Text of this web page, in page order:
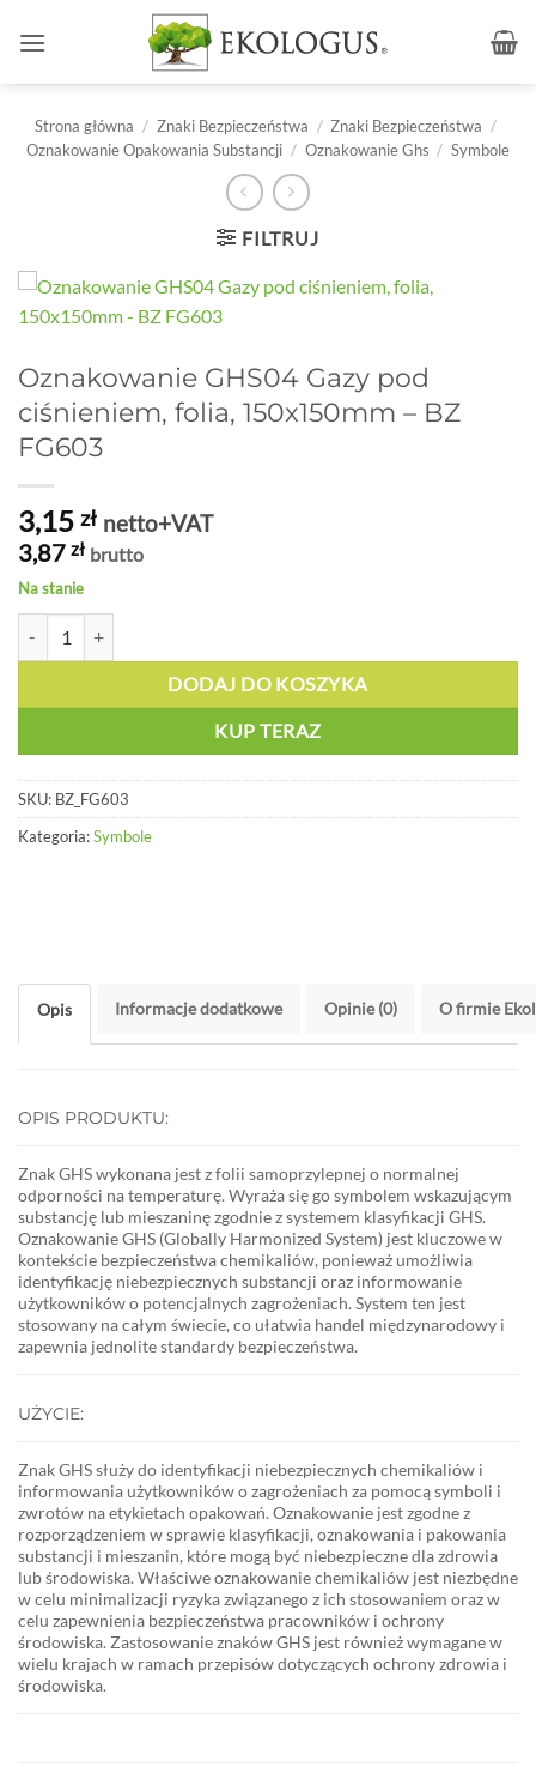
Strona główna / Znaki Bezpieczeństwa / Znaki Bezpieczeństwa /
Oznakowanie Opakowania Substancji / Oznakowanie Ghs / Symbole
FILTRUJ
Oznakowanie GHS04 Gazy pod
ciśnieniem, folia, 150x150mm – BZ
FG603
3,15 zł netto+VAT
3,87 zł brutto
Na stanie
DODAJ DO KOSZYKA
KUP TERAZ
SKU: BZ_FG603
Kategoria:Symbole
Opis Informacje dodatkowe Opinie (0) O firmie
OPIS PRODUKTU:
Znak GHS wykonana jest z folii samoprzylepnej o normalnej
odporności na temperaturę. Wyraża się go symbolem wskazującym
substancję lub mieszaninę zgodnie z systemem klasyfikacji GHS.
Oznakowanie GHS (Globally Harmonized System) jest kluczowe w
kontekście bezpieczeństwa chemikaliów, ponieważ umożliwia
identyfikację niebezpiecznych substancji oraz informowanie
użytkowników o potencjalnych zagrożeniach. System ten jest
stosowany na całym świecie, co ułatwia handel międzynarodowy i
zapewnia jednolite standardy bezpieczeństwa.
UŻYCIE:
Znak GHS służy do identyfikacji niebezpiecznych chemikaliów i
informowania użytkowników o zagrożeniach za pomocą symboli i
zwrotów na etykietach opakowań. Oznakowanie jest zgodne z
rozporządzeniem w sprawie klasyfikacji, oznakowania i pakowania
substancji i mieszanin, które mogą być niebezpieczne dla zdrowia
lub środowiska. Właściwe oznakowanie chemikaliów jest niezbędne
w celu minimalizacji ryzyka związanego z ich stosowaniem oraz w
celu zapewnienia bezpieczeństwa pracowników i ochrony
środowiska. Zastosowanie znaków GHS jest również wymagane w
wielu krajach w ramach przepisów dotyczących ochrony zdrowia i
środowiska.